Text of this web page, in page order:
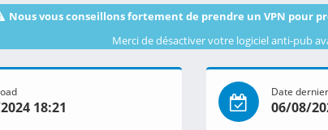
Nous vous conseillons fortement de prendre un VPN pour
Merci de désactiver votre logiciel anti-pub
18:21
Date
06/08/